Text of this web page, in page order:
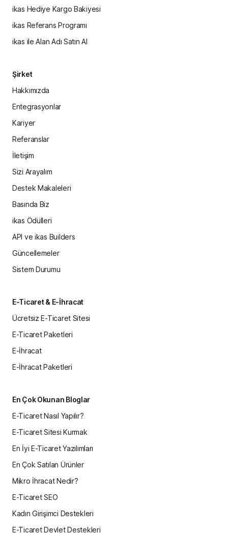
ikas Hediye Kargo Bakiyesi
ikas Referans Programı
ikas ile Alan Adı Satın Al
En Çok Okunan Bloglar
E-Ticaret Nasıl Yapılır?
E-Ticaret Sitesi Kurmak
En İyi E-Ticaret Yazılımları
En Çok Satılan Ürünler
Mikro İhracat Nedir?
E-Ticaret SEO
Kadın Girişimci Destekleri
E-Ticaret Devlet Destekleri
Şirket
Hakkımızda
Entegrasyonlar
Kariyer
Referanslar
İletişim
Sizi Arayalım
Destek Makaleleri
Basında Biz
ikas Ödülleri
API ve ikas Builders
Güncellemeler
Sistem Durumu
E-Ticaret & E-İhracat
Ücretsiz E-Ticaret Sitesi
E-Ticaret Paketleri
E-İhracat
E-İhracat Paketleri